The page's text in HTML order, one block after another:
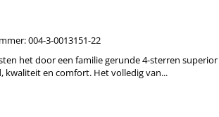
004-3-0013151-22
het door een familie gerunde 4-sterren
kwaliteit en comfort. Het volledig van...